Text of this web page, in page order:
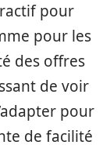
pour
pour les
des offres
de voir
pour
de facilité